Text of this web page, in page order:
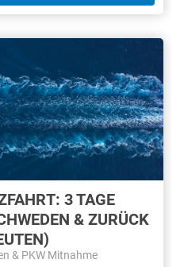
3 TAGE
& ZURÜCK
& PKW Mitnahme